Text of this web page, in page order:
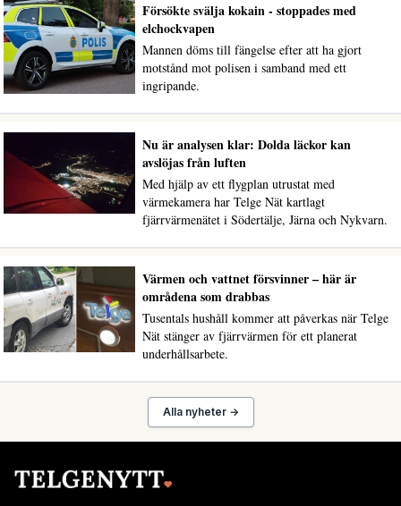
Försökte svälja kokain - stoppades med
elchockvapen
Mannen döms till fängelse efter att ha gjort
motstånd mot polisen i samband med ett
ingripande.
Nu är analysen klar: Dolda läckor kan
avslöjas från luften
Med hjälp av ett flygplan utrustat med
värmekamera har Telge Nät kartlagt
fjärrvärmenätet i Södertälje, Järna och Nykvarn.
Värmen och vattnet försvinner – här är
områdena som drabbas
Tusentals hushåll kommer att påverkas när Telge
Nät stänger av fjärrvärmen för ett planerat
underhållsarbete.
Alla nyheter →